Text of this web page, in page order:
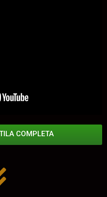
COMPLETA